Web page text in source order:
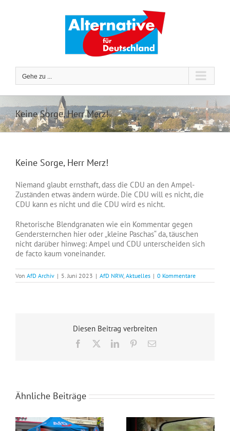
Gehe zu ...
Keine Sorge, Herr Merz!
Keine Sorge, Herr Merz!
Niemand glaubt ernsthaft, dass die CDU an den Ampel-
Zuständen etwas ändern würde. Die CDU will es nicht, die
CDU kann es nicht und die CDU wird es nicht.
Rhetorische Blendgranaten wie ein Kommentar gegen
Gendersternchen hier oder „kleine Paschas“ da, täuschen
nicht darüber hinweg: Ampel und CDU unterscheiden sich
de facto kaum voneinander.
Von AfD Archiv | 5. Juni 2023 | AfD NRW, Aktuelles | 0 Kommentare
Diesen Beitrag verbreiten
Facebook LinkedInPinterest
E-
Ähnliche Beiträge